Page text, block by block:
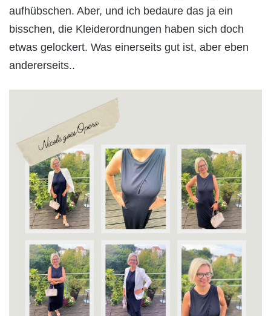
aufhübschen. Aber, und ich bedaure das ja ein
bisschen, die Kleiderordnungen haben sich doch
etwas gelockert. Was einerseits gut ist, aber eben
andererseits..